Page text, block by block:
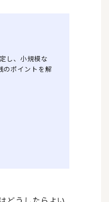
し、小規模な
のポイントを解